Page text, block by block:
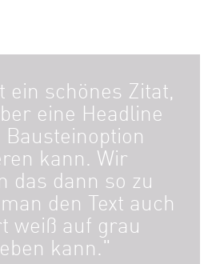
ein schönes Zitat,
eine Headline
kann. Wir
das dann so zu
den Text auch
weiß auf grau
kann."